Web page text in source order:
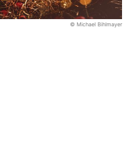
© Michael Bihlmayer